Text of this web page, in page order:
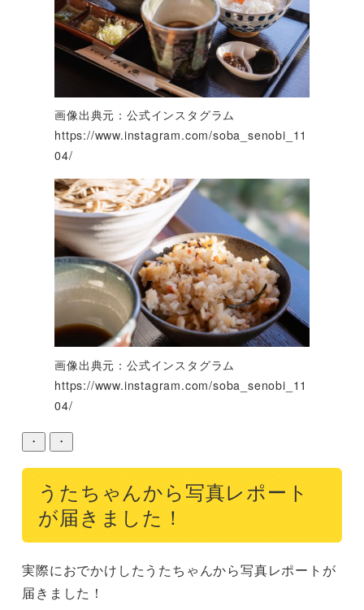
画像出典元：公式インスタグラム
https://www.instagram.com/soba_senobi_11
04/
画像出典元：公式インスタグラム
https://www.instagram.com/soba_senobi_11
04/
・ ・
うたちゃんから写真レポート
が届きました！
実際におでかけしたうたちゃんから写真レポートが
届きました！